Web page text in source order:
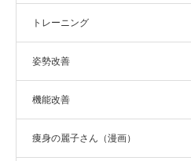
トレーニング
姿勢改善
機能改善
痩身の麗子さん（漫画）